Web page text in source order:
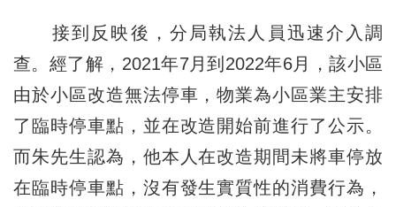
接到反映後，分局執法人員迅速介入調
查。經了解，2021年7月到2022年6月，該小區
由於小區改造無法停車，物業為小區業主安排
了臨時停車點，並在改造開始前進行了公示。
而朱先生認為，他本人在改造期間未將車停放
在臨時停車點，沒有發生實質性的消費行為，